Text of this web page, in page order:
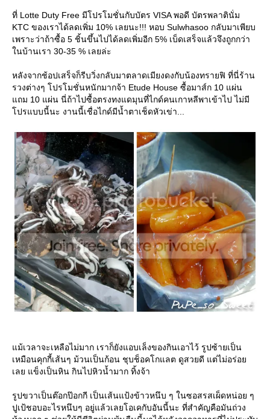
ที่ Lotte Duty Free มีโปรโมชั่นกับบัตร VISA พอดี บัตรพลาตินั่ม
KTC ของเราได้ลดเพิ่ม 10% เลยนะ!!! หอบ Sulwhasoo กลับมาเพียบ
เพราะว่าถ้าซื้อ 5 ชิ้นขึ้นไปได้ลดเพิ่มอีก 5% เบ็ดเสร็จแล้วจึงถูกกว่า
นบ้านเรา 30-35 % เลยล่ะ
หลังจากช้อปเสร็จก็รีบวิ่งกลับมาตลาดเมียงดงกับน้องทรายฟิ ที่นี่ร้าน
รวงต่างๆ โปรโมชั่นหนักมากจ้า Etude House ซื้อมาส์ก 10 แผ่น
ถม 10 แผ่น นี่ถ้าไปซื้อตรงทงแดมุนที่ไกด์คนเกาหลีพาเข้าไป ไม่มี
ปรแบบนี้นะ งานนี้เชื่อไกด์มีน้ำตาเช็ดหัวเข่า...
ม้เวลาจะเหลือไม่มาก เราก็ยังแอบเล็งของกินเอาไว้ รูปซ้ายเป็น
เหมือนคุกกี้เส้นๆ ม้วนเป็นก้อน ชุบช็อคโกแลต ดูสวยดี แต่ไม่อร่อ
เลย แข็งเป็นหิน กินไปหิวน้ำมาก ทิ้งจ้า
รูปขวาเป็นต๊อกป๊อกกี เป็นเส้นแป้งข้าวหนึบ ๆ ในซอสรสเผ็ดหน่อย ๆ
ปูเป้ชอบอะไรหนึบๆ อยู่แล้วเลยโอเคกับอันนี้นะ ที่สำคัญคือมันถ่วง